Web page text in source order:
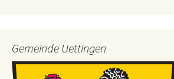
Gemeinde Uettingen